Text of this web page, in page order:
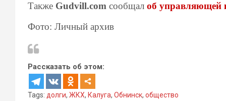
Также Gudvill.com сообщал об управляющей
Фото: Личный архив
Рассказать об этом:
Tags: долги, ЖКХ, Калуга, Обнинск, общество